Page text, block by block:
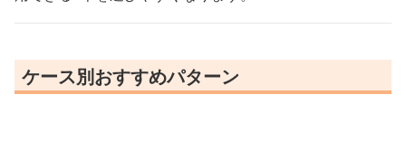
ケース別おすすめパターン